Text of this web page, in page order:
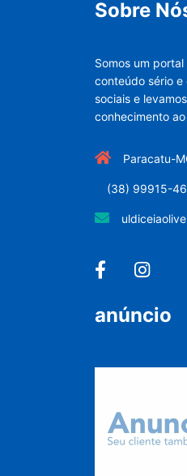
Sobre
Somos um
conteúdo sério e
sociais e
conhecimento
Paracatu-
(38) 99915-
anúncio